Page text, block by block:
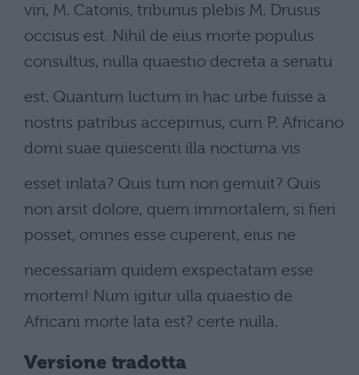
viri, M. Catonis, tribunus plebis M. Drusus
occisus est. Nihil de eius morte populus
consultus, nulla quaestio decreta a senatu
est. Quantum luctum in hac urbe fuisse a
nostris patribus accepimus, cum P. Africano
domi suae quiescenti illa nocturna vis
esset inlata? Quis tum non gemuit? Quis
non arsit dolore, quem immortalem, si fieri
posset, omnes esse cuperent, eius ne
necessariam quidem exspectatam esse
mortem! Num igitur ulla quaestio de
Africani morte lata est? certe nulla.
Versione tradotta